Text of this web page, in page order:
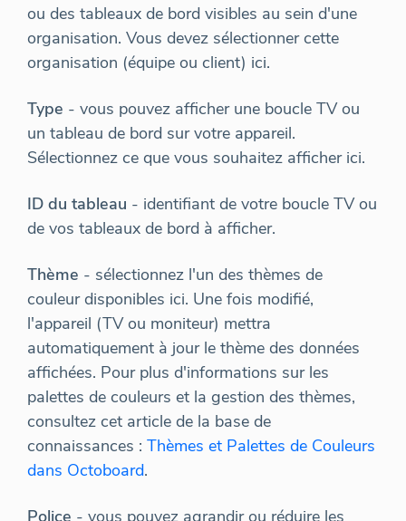
ou des tableaux de bord visibles au sein d'une
organisation. Vous devez sélectionner cette
organisation (équipe ou client) ici.
Type - vous pouvez afficher une boucle TV ou
un tableau de bord sur votre appareil.
Sélectionnez ce que vous souhaitez afficher ici.
ID du tableau - identifiant de votre boucle TV ou
de vos tableaux de bord à afficher.
Thème - sélectionnez l'un des thèmes de
couleur disponibles ici. Une fois modifié,
l'appareil (TV ou moniteur) mettra
automatiquement à jour le thème des données
affichées. Pour plus d'informations sur les
palettes de couleurs et la gestion des thèmes,
consultez cet article de la base de
connaissances : Thèmes et Palettes de Couleurs
dans Octoboard.